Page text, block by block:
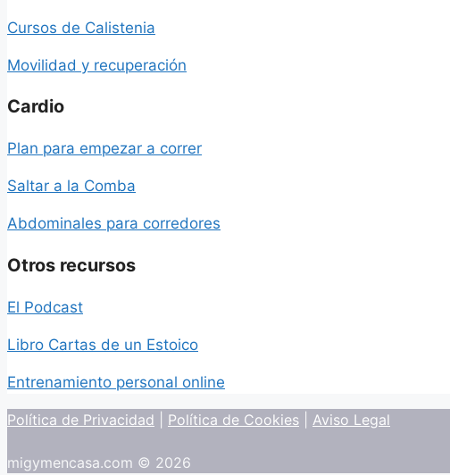
Cursos de Calistenia
Movilidad y recuperación
Cardio
Plan para empezar a correr
Saltar a la Comba
Abdominales para corredores
Otros recursos
El Podcast
Libro Cartas de un Estoico
Entrenamiento personal online
Política de Privacidad Política de Cookies Aviso Legal
migymencasa.com © 2026